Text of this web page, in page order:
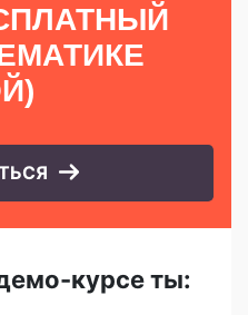
курсе ты: